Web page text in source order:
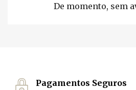
De momento, sem
Pagamentos Seguros